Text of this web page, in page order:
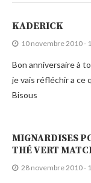
KADERICK
10 novembre 2010 -
Bon anniversaire à
je vais réfléchir a ce
Bisous
MIGNARDISES
THÉ VERT
28 novembre 2010 -